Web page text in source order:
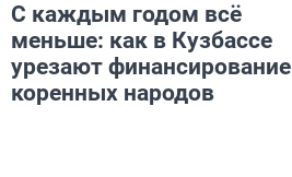
С каждым годом всё
меньше: как в Кузбассе
урезают финансирование
коренных народов